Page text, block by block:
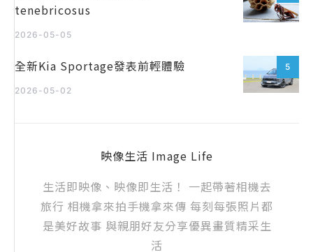
tenebricosus
2026-05-05
5
全新Kia Sportage發表前輕體驗
2026-05-02
映像生活 Image Life
生活即映像、映像即生活！ 一起帶著相機去
旅行 相機拿來拍手機拿來傳 每刻每張照片都
是美好故事 與親朋好友分享優異畫質精采生
活